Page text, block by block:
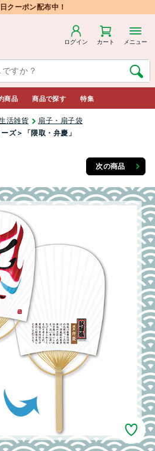
クーポン配布中！
ログイン カート メニュー
商品 商品で探す 特集
活雑貨
扇子・扇子袋
ズ＞「隈取・弁慶」
次の商品